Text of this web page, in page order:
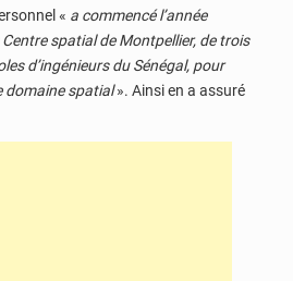
« a commencé l’année
Centre spatial de Montpellier, de trois
d’ingénieurs du Sénégal, pour
domaine spatial». Ainsi en a assuré